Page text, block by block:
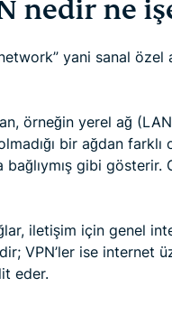
nedir ne
yani sanal özel
örneğin yerel ağ
bir ağdan farklı
gibi
iletişim için genel
VPN’ler ise internet
eder.